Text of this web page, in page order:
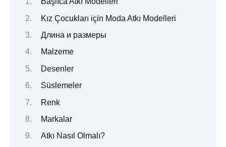
Kız Çocukları için Moda Atkı Modelleri
Длина и размеры
Malzeme
Desenler
Süslemeler
Renk
Markalar
Atkı Nasıl Olmalı?